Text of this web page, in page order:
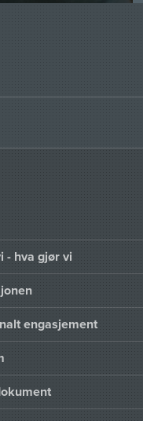
- hva gjør vi
engasjement